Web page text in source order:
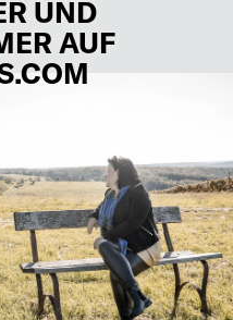
UND
AUF